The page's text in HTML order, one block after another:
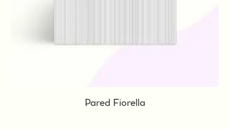
Pared Fiorella